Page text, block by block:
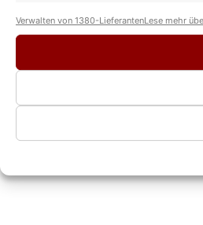
Verwalten von 1380-LieferantenLese mehr